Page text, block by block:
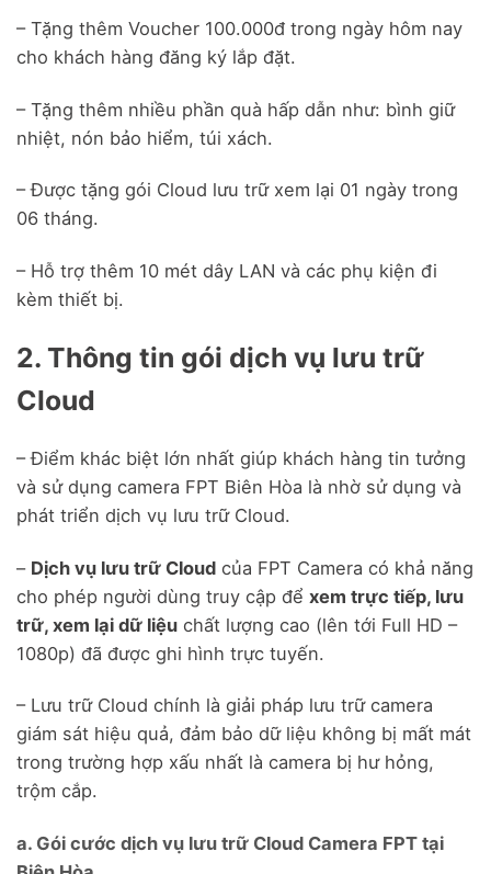
– Tặng thêm Voucher 100.000đ trong ngày hôm nay
cho khách hàng đăng ký lắp đặt.
– Tặng thêm nhiều phần quà hấp dẫn như: bình giữ
nhiệt, nón bảo hiểm, túi xách.
– Được tặng gói Cloud lưu trữ xem lại 01 ngày trong
06 tháng.
– Hỗ trợ thêm 10 mét dây LAN và các phụ kiện đi
kèm thiết bị.
2. Thông tin gói dịch vụ lưu trữ
Cloud
– Điểm khác biệt lớn nhất giúp khách hàng tin tưởng
và sử dụng camera FPT Biên Hòa là nhờ sử dụng và
phát triển dịch vụ lưu trữ Cloud.
– Dịch vụ lưu trữ Cloud của FPT Camera có khả năng
cho phép người dùng truy cập để xem trực tiếp, lưu
trữ, xem lại dữ liệu chất lượng cao (lên tới Full HD –
1080p) đã được ghi hình trực tuyến.
– Lưu trữ Cloud chính là giải pháp lưu trữ camera
giám sát hiệu quả, đảm bảo dữ liệu không bị mất mát
trong trường hợp xấu nhất là camera bị hư hỏng,
trộm cắp.
a. Gói cước dịch vụ lưu trữ Cloud Camera FPT tại